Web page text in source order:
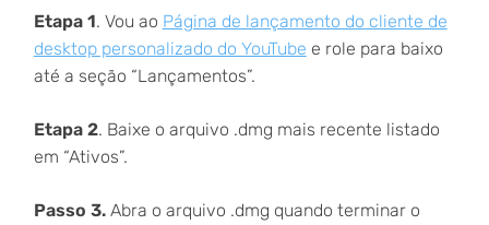
Etapa 1. Vou ao Página de lançamento do cliente de
desktop personalizado do YouTube e role para baixo
até a seção “Lançamentos”.
Etapa 2. Baixe o arquivo .dmg mais recente listado
em “Ativos”.
Passo 3.Abra o arquivo .dmg quando terminar o